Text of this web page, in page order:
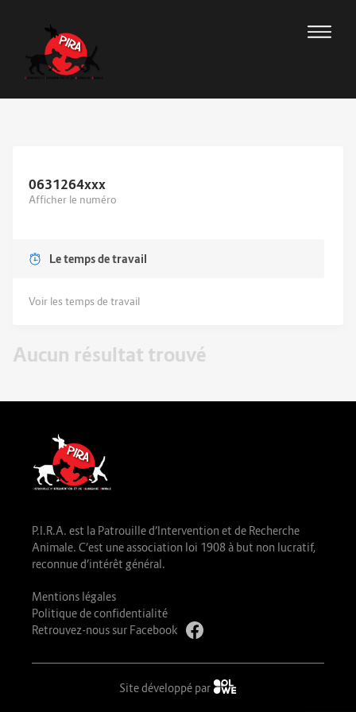
0631264xxx
Afficher le numéro
Le temps de travail
Voir les temps de travail
Aucun résultat trouvé
P.I.R.A. est la Patrouille d’Intervention et de Recherche
Animale. C’est une association loi 1908 à but non lucratif,
reconnue d’intérêt général.
Mentions légales
Politique de confidentialité
Retrouvez-nous sur Facebook
Site développé par